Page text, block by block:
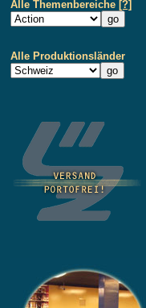
Alle Themenbereiche [?]
Alle Produktionsländer